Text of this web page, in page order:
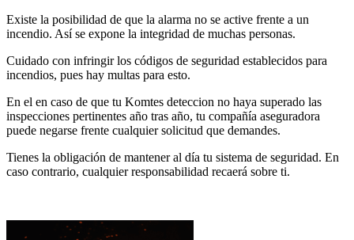
Existe la posibilidad de que la alarma no se active frente a un
incendio. Así se expone la integridad de muchas personas.
Cuidado con infringir los códigos de seguridad establecidos para
incendios, pues hay multas para esto.
En el en caso de que tu Komtes deteccion no haya superado las
inspecciones pertinentes año tras año, tu compañía aseguradora
puede negarse frente cualquier solicitud que demandes.
Tienes la obligación de mantener al día tu sistema de seguridad. En
caso contrario, cualquier responsabilidad recaerá sobre ti.